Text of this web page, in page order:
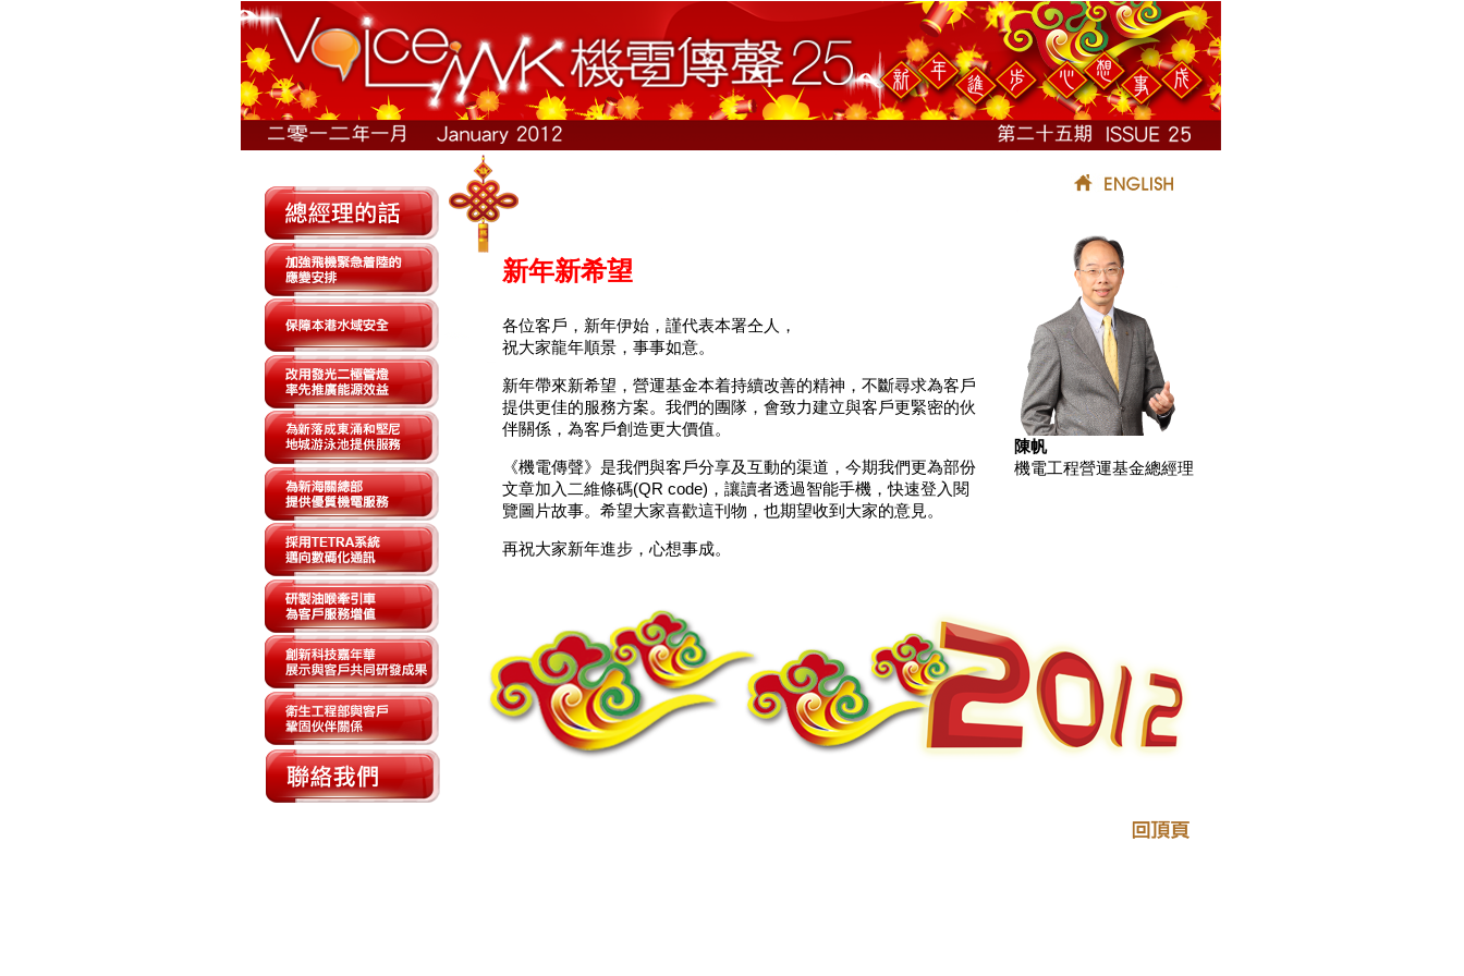
新年新希望
各位客戶，新年伊始，謹代表本署仝人，
祝大家龍年順景，事事如意。
新年帶來新希望，營運基金本着持續改善的精神，不斷尋求為客戶
提供更佳的服務方案。我們的團隊，會致力建立與客戶更緊密的伙
伴關係，為客戶創造更大價值。
《機電傳聲》是我們與客戶分享及互動的渠道，今期我們更為部份
文章加入二維條碼(QR code)，讓讀者透過智能手機，快速登入閱
覽圖片故事。希望大家喜歡這刊物，也期望收到大家的意見。
再祝大家新年進步，心想事成。
陳帆
機電工程營運基金總經理